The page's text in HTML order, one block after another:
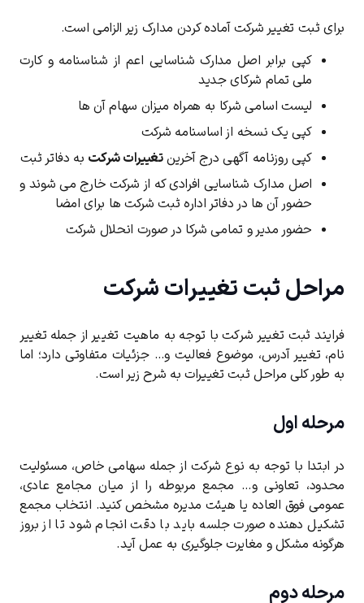
برای ثبت تغییر شرکت آماده کردن مدارک زیر الزامی است.
کپی برابر اصل مدارک شناسایی اعم از شناسنامه و کارت
ملی تمام شرکای جدید
لیست اسامی شرکا به همراه میزان سهام آن ها
کپی یک نسخه از اساسنامه شرکت
کپی روزنامه آگهی درج آخرینتغییرات شرکت به دفاتر ثبت
اصل مدارک شناسایی افرادی که از شرکت خارج می شوند و
حضور آن ها در دفاتر اداره ثبت شرکت ها برای امضا
حضور مدیر و تمامی شرکا در صورت انحلال شرکت
مراحل ثبت تغییرات شرکت
فرایند ثبت تغییر شرکت با توجه به ماهیت تغییر از جمله تغییر
نام، تغییر آدرس، موضوع فعالیت و… جزئیات متفاوتی دارد؛ اما
به طور کلی مراحل ثبت تغییرات به شرح زیر است.
مرحله اول
در ابتدا با توجه به نوع شرکت از جمله سهامی خاص، مسئولیت
محدود، تعاونی و… مجمع مربوطه را از میان مجامع عادی،
عمومی فوق العاده یا هیئت مدیره مشخص کنید. انتخاب مجمع
تشکیل دهنده صورت جلسه باید با دقت انجام شود تا از بروز
هرگونه مشکل و مغایرت جلوگیری به عمل آید.
مرحله دوم